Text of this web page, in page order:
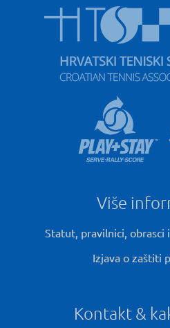
Više
Statut, pravilnici, obrasci
Izjava o zaštiti
Kontakt &